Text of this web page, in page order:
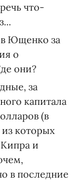
что-
Ющенко за
о
они?
за
капитала
(в
которых
и
в последние